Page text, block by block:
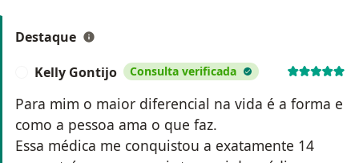
Destaque
Kelly Gontijo Consulta verificada
Para mim o maior diferencial na vida é a forma e
como a pessoa ama o que faz.
Essa médica me conquistou a exatamente 14